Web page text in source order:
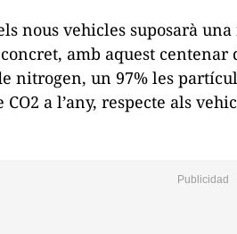
nous vehicles suposarà
amb aquest centenar
nitrogen, un 97% les
CO2 a l’any, respecte als